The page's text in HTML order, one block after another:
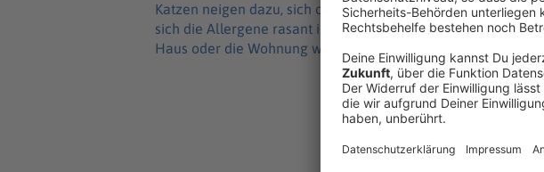
Katzen neigen dazu, sich oft zu putzen und die Pfoten zu
sich die Allergene rasant im gesamten Fell der Tiere. Wenn
Haus oder die Wohnung wirbeln, kommen Allergiker